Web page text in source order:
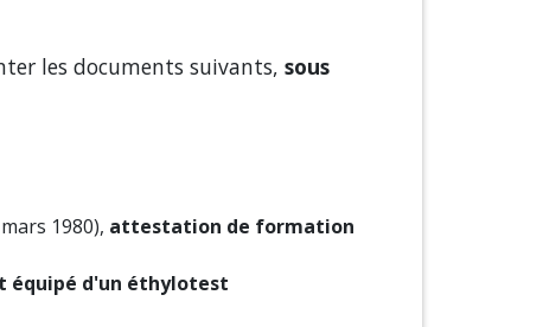
les documents suivants, sous
1980), attestation de formation
équipé d'un éthylotest